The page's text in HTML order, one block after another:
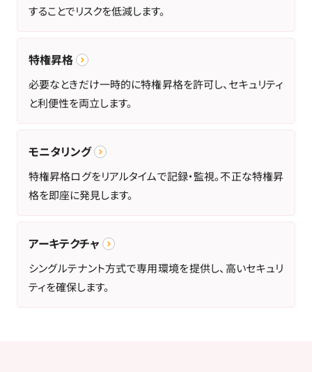
することでリスクを低減します。
特権昇格
必要なときだけ一時的に特権昇格を許可し、セキュリティ
と利便性を両立します。
モニタリング
特権昇格ログをリアルタイムで記録・監視。不正な特権昇
格を即座に発見します。
アーキテクチャ
シングルテナント方式で専用環境を提供し、高いセキュリ
ティを確保します。